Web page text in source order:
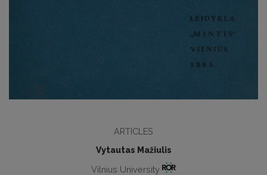
ARTICLES
Vytautas Mažiulis
Vilnius University